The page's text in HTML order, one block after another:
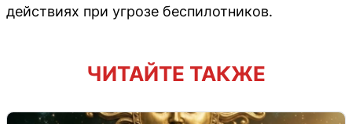
действиях при угрозе беспилотников.
ЧИТАЙТЕ ТАКЖЕ